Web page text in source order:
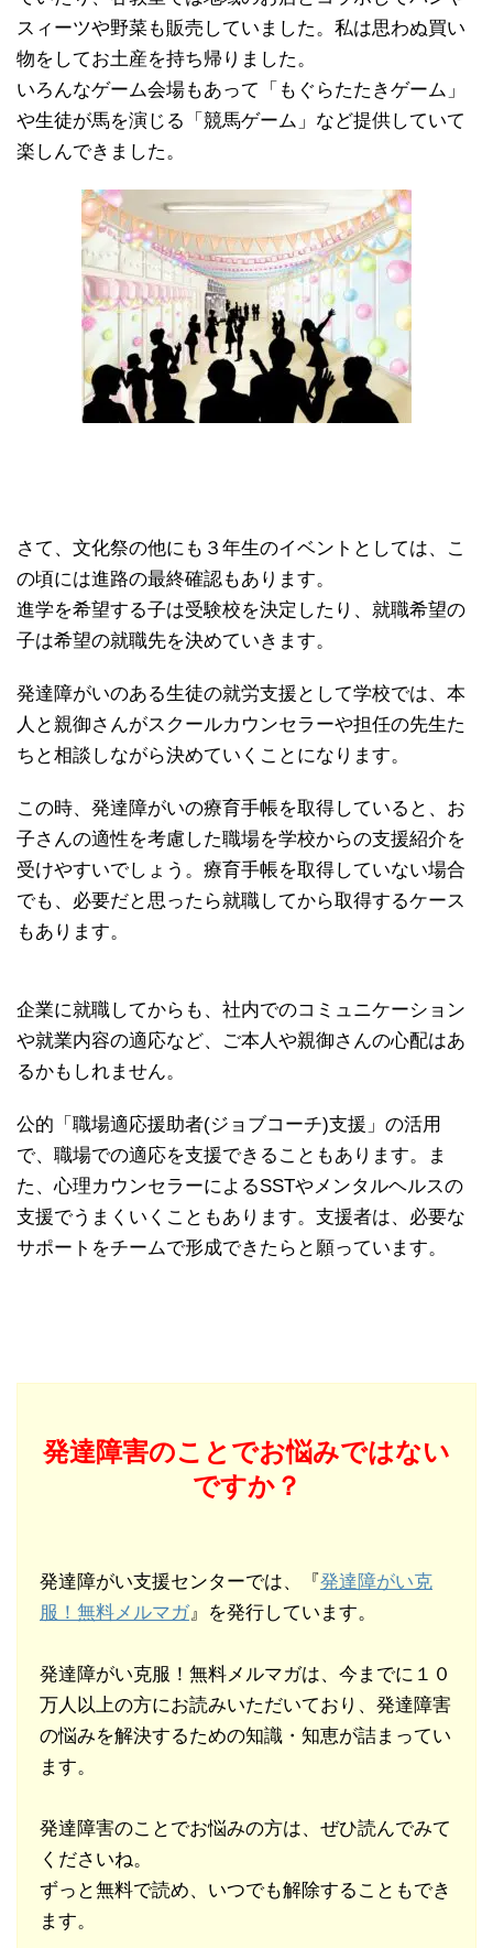
スィーツや野菜も販売していました。私は思わぬ買い
物をしてお土産を持ち帰りました。
いろんなゲーム会場もあって「もぐらたたきゲーム」
や生徒が馬を演じる「競馬ゲーム」など提供していて
楽しんできました。
さて、文化祭の他にも３年生のイベントとしては、こ
の頃には進路の最終確認もあります。
進学を希望する子は受験校を決定したり、就職希望の
子は希望の就職先を決めていきます。
発達障がいのある生徒の就労支援として学校では、本
人と親御さんがスクールカウンセラーや担任の先生た
ちと相談しながら決めていくことになります。
この時、発達障がいの療育手帳を取得していると、お
子さんの適性を考慮した職場を学校からの支援紹介を
受けやすいでしょう。療育手帳を取得していない場合
でも、必要だと思ったら就職してから取得するケース
もあります。
企業に就職してからも、社内でのコミュニケーション
や就業内容の適応など、ご本人や親御さんの心配はあ
るかもしれません。
公的「職場適応援助者(ジョブコーチ)支援」の活用
で、職場での適応を支援できることもあります。ま
た、心理カウンセラーによるSSTやメンタルヘルスの
支援でうまくいくこともあります。支援者は、必要な
サポートをチームで形成できたらと願っています。
発達障害のことでお悩みではない
ですか？
発達障がい支援センターでは、『発達障がい克
服！無料メルマガ』を発行しています。
発達障がい克服！無料メルマガは、今までに１０
万人以上の方にお読みいただいており、発達障害
の悩みを解決するための知識・知恵が詰まってい
ます。
発達障害のことでお悩みの方は、ぜひ読んでみて
くださいね。
ずっと無料で読め、いつでも解除することもでき
ます。